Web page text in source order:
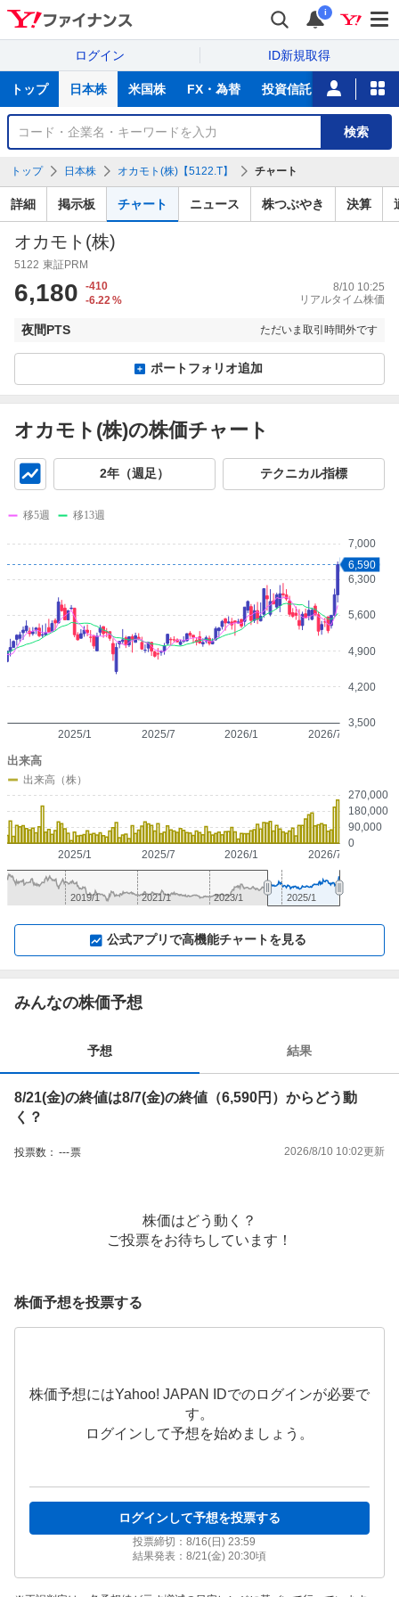
i
ログイン ID新規取得
サ
トップ 日本株 米国株 FX・為替 投資信託 ニュース
銘
検
索
検索
トップ 日本株 オカモト(株)【5122.T】 チャート
詳細 掲示板 チャート ニュース 株つぶやき 決算
オカモト(株)
5122 東証PRM
6,180
-410
-6.22 %
8/10 10:25
リアルタイム株価
夜間PTS ただいま取引時間外です
ポートフォリオ追加
オカモト(株)の株価チャート
2年（週足） テクニカル指標
3,500
4,200
4,900
5,600
6,300
7,000
2025/1 2026/1
2025/7 2026/7
6,590
移5週 移13週
0
90,000
180,000
270,000
2025/1 2026/1
2025/7 2026/7
出来高
出来高（株）
2021/1 2025/1
2019/1 2023/1
公式アプリで高機能チャートを見る
みんなの株価予想
予想 結果
8/21(金)の終値は8/7(金)の終値（6,590円）からどう動
く？
投票数： ---票 2026/8/10 10:02更新
株価はどう動く？
ご投票をお待ちしています！
株価予想を投票する
株価予想にはYahoo! JAPAN IDでのログインが必要で
す。
ログインして予想を始めましょう。
ログインして予想を投票する
投票締切： 8/16(日) 23:59
結果発表： 8/21(金) 20:30頃